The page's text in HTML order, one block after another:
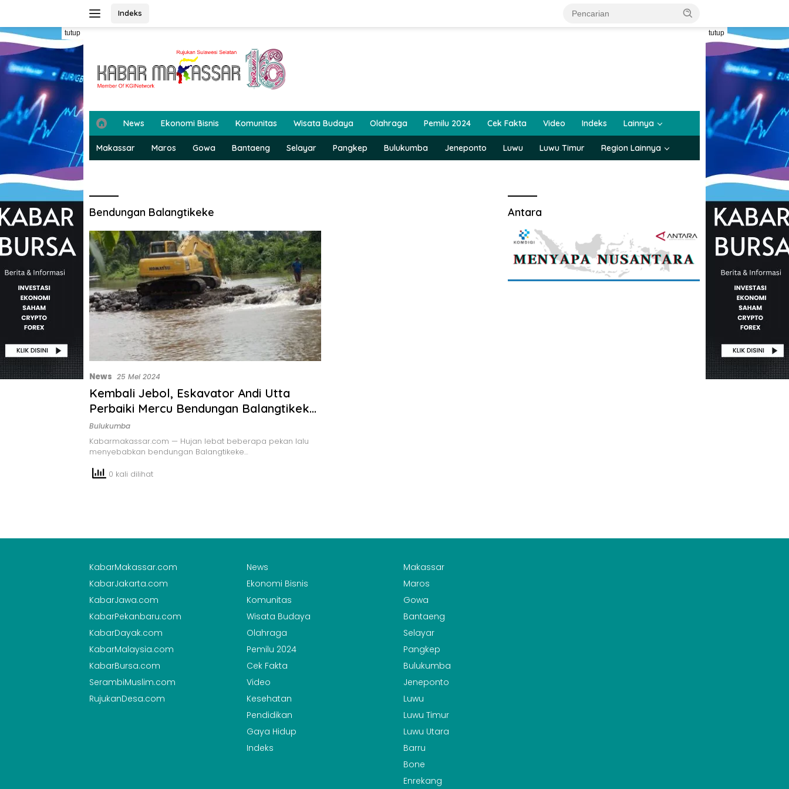
konten
Indeks
tutup tutup
H
o
m
e
News Ekonomi Bisnis Komunitas Wisata Budaya Olahraga Pemilu 2024 Cek Fakta Video Indeks Lainnya
Makassar Maros Gowa Bantaeng Selayar Pangkep Bulukumba Jeneponto Luwu Luwu Timur Region Lainnya
Bendungan Balangtikeke
News 25 Mei 2024
Kembali Jebol, Eskavator Andi Utta
Perbaiki Mercu Bendungan Balangtikeke
Ujungloe
Bulukumba
Kabarmakassar.com — Hujan lebat beberapa pekan lalu
menyebabkan bendungan Balangtikeke…
0 kali dilihat
Antara
KabarMakassar.com
KabarJakarta.com
KabarJawa.com
KabarPekanbaru.com
KabarDayak.com
KabarMalaysia.com
KabarBursa.com
SerambiMuslim.com
RujukanDesa.com
News
Ekonomi Bisnis
Komunitas
Wisata Budaya
Olahraga
Pemilu 2024
Cek Fakta
Video
Kesehatan
Pendidikan
Gaya Hidup
Indeks
Makassar
Maros
Gowa
Bantaeng
Selayar
Pangkep
Bulukumba
Jeneponto
Luwu
Luwu Timur
Luwu Utara
Barru
Bone
Enrekang